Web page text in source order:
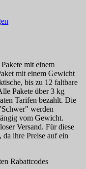
mit einem
mit einem Gewicht
bis zu 12 faltbare
Pakete über 3 kg
Tarifen bezahlt. Die
werden
vom Gewicht.
Versand. Für diese
ihre Preise auf ein
Rabattcodes